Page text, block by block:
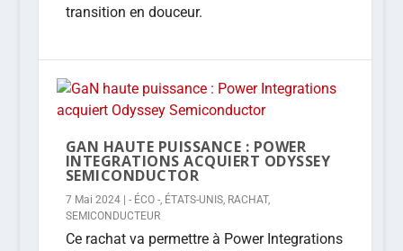
transition en douceur.
GAN HAUTE PUISSANCE : POWER
INTEGRATIONS ACQUIERT ODYSSEY
SEMICONDUCTOR
7 Mai 2024| - ÉCO -, ÉTATS-UNIS, RACHAT,
SEMICONDUCTEUR
Ce rachat va permettre à Power Integrations